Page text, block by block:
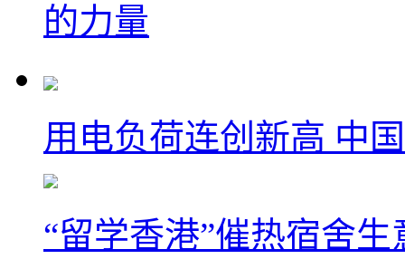
的力量
用电负荷连创新高 中
“留学香港”催热宿舍